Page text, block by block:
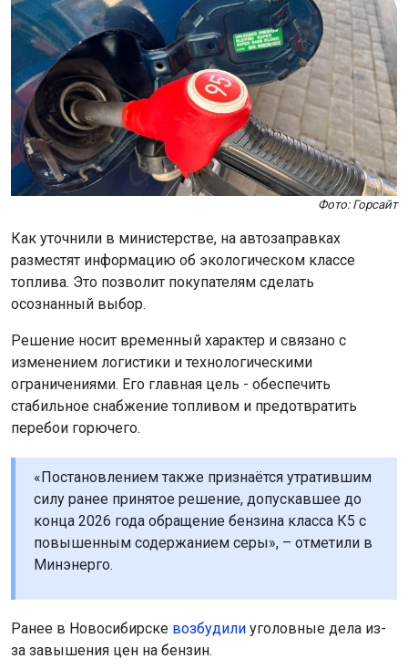
Фото: Горсайт
Как уточнили в министерстве, на автозаправках
разместят информацию об экологическом классе
топлива. Это позволит покупателям сделать
осознанный выбор.
Решение носит временный характер и связано с
изменением логистики и технологическими
ограничениями. Его главная цель - обеспечить
стабильное снабжение топливом и предотвратить
перебои горючего.
«Постановлением также признаётся утратившим
силу ранее принятое решение, допускавшее до
конца 2026 года обращение бензина класса К5 с
повышенным содержанием серы», – отметили в
Минэнерго.
Ранее в Новосибирске возбудили уголовные дела из-
за завышения цен на бензин.